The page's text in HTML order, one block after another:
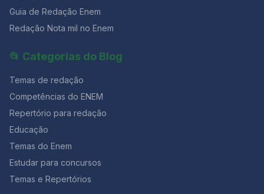
temporadas, todos os grupos de mulheres (Aias,
Marthas e Esposas) têm momentos de desobediência
coletiva, o que gradualmente enfraquece Gilead. O
transformadora dessa realidade. Como diz June: “Eles
não deveriam ter nos dado uniformes, se não queriam
que nos tornássemos um exército.” EXEMPLO DE
contra a mulher na sociedade brasileira” (Enem 2015)
Na distopia canadense “O Conto da Aia”, as mulheres
férteis restantes no mundo são estupradas por
Comandantes para cumprir a função reprodutiva das
Aias. Embora muitos homens também tenham se
tornado infertéis pelo processo da poluição
que as mulheres são submissas e violentadas. Afinal, o
Guia de Redação Enem
Redação Nota mil no Enem
📂 Categorias do Blog
Temas de redação
Competências do ENEM
Repertório para redação
Educação
Temas do Enem
Estudar para concursos
Temas e Repertórios